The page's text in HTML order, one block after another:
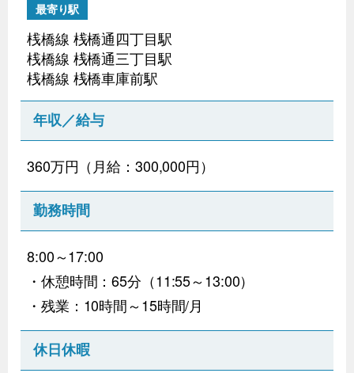
最寄り駅
桟橋線 桟橋通四丁目駅
桟橋線 桟橋通三丁目駅
桟橋線 桟橋車庫前駅
年収／給与
360万円（月給：300,000円）
勤務時間
8:00～17:00
・休憩時間：65分（11:55～13:00）
・残業：10時間～15時間/月
休日休暇